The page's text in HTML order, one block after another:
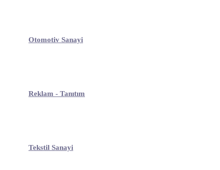
Otomotiv Sanayi
Reklam - Tanıtım
Tekstil Sanayi